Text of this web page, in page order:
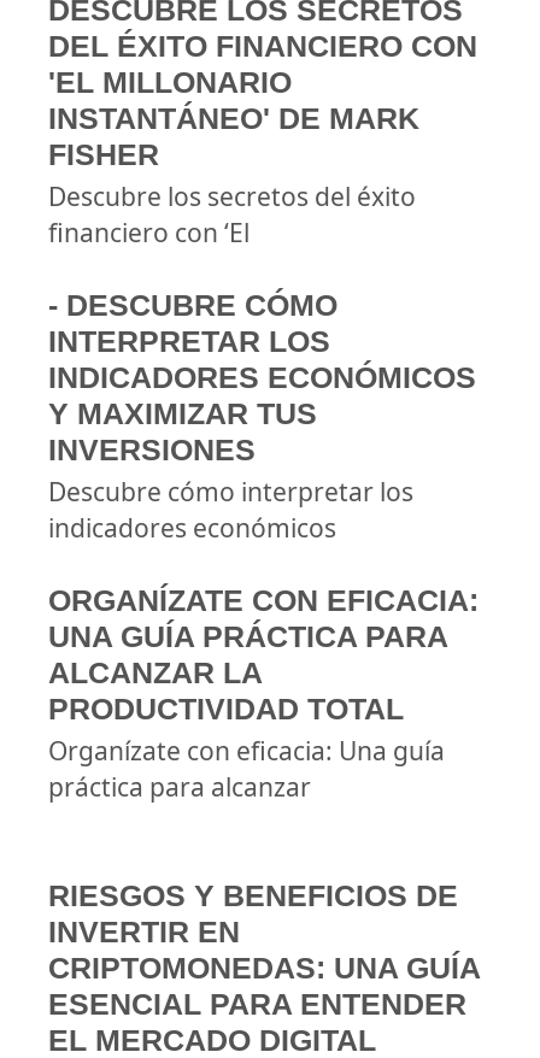
DESCUBRE LOS SECRETOS
DEL ÉXITO FINANCIERO CON
'EL MILLONARIO
INSTANTÁNEO' DE MARK
FISHER
Descubre los secretos del éxito
financiero con ‘El
- DESCUBRE CÓMO
INTERPRETAR LOS
INDICADORES ECONÓMICOS
Y MAXIMIZAR TUS
INVERSIONES
Descubre cómo interpretar los
indicadores económicos
ORGANÍZATE CON EFICACIA:
UNA GUÍA PRÁCTICA PARA
ALCANZAR LA
PRODUCTIVIDAD TOTAL
Organízate con eficacia: Una guía
práctica para alcanzar
RIESGOS Y BENEFICIOS DE
INVERTIR EN
CRIPTOMONEDAS: UNA GUÍA
ESENCIAL PARA ENTENDER
EL MERCADO DIGITAL